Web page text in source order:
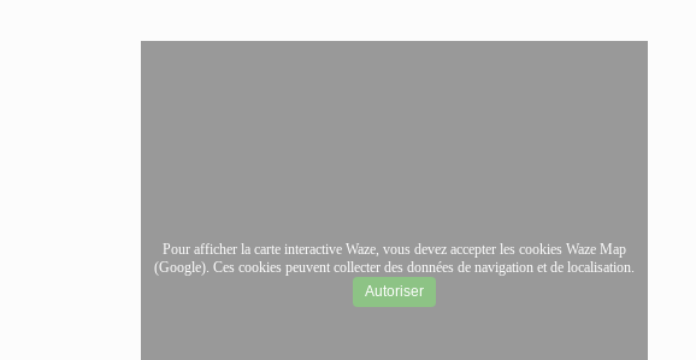
Pour afficher la carte interactive Waze, vous devez accepter les cookies Waze Map
(Google). Ces cookies peuvent collecter des données de navigation et de localisation.
Autoriser